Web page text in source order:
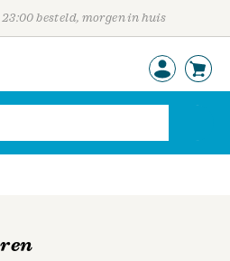
besteld, morgen in huis